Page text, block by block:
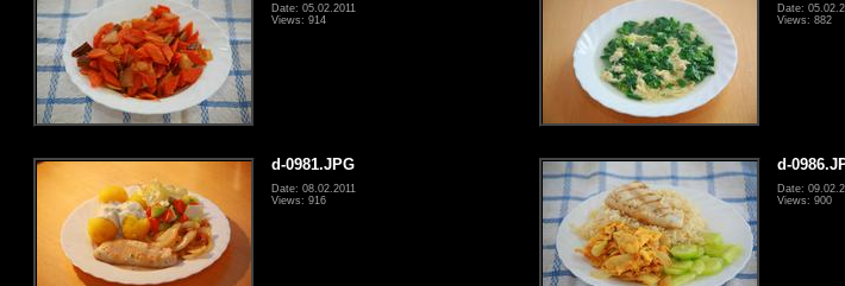
Date: 05.02.2011
Views: 914
Date:
Views: 882
d-0981.JPG
Date: 08.02.2011
Views: 916
d-
Date:
Views: 900